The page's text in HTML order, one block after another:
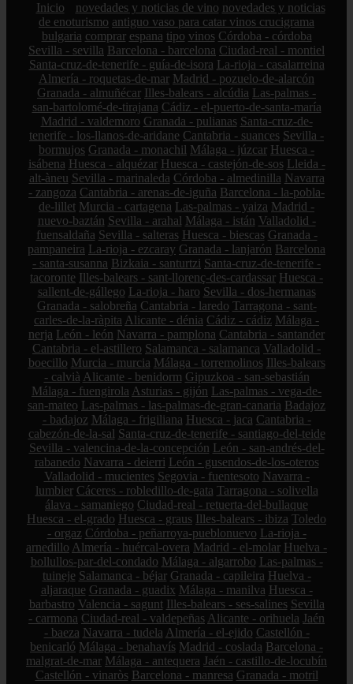
Inicio novedades y noticias de vino novedades y noticias
de enoturismo antiguo vaso para catar vinos crucigrama
bulgaria comprar espana tipo vinos Córdoba - córdoba
Sevilla - sevilla Barcelona - barcelona Ciudad-real - montiel
Santa-cruz-de-tenerife - guía-de-isora La-rioja - casalarreina
Almería - roquetas-de-mar Madrid - pozuelo-de-alarcón
Granada - almuñécar Illes-balears - alcúdia Las-palmas -
san-bartolomé-de-tirajana Cádiz - el-puerto-de-santa-maría
Madrid - valdemoro Granada - pulianas Santa-cruz-de-
tenerife - los-llanos-de-aridane Cantabria - suances Sevilla -
bormujos Granada - monachil Málaga - júzcar Huesca -
isábena Huesca - alquézar Huesca - castejón-de-sos Lleida -
alt-àneu Sevilla - marinaleda Córdoba - almedinilla Navarra
- zangoza Cantabria - arenas-de-iguña Barcelona - la-pobla-
de-lillet Murcia - cartagena Las-palmas - yaiza Madrid -
nuevo-baztán Sevilla - arahal Málaga - istán Valladolid -
fuensaldaña Sevilla - salteras Huesca - biescas Granada -
pampaneira La-rioja - ezcaray Granada - lanjarón Barcelona
- santa-susanna Bizkaia - santurtzi Santa-cruz-de-tenerife -
tacoronte Illes-balears - sant-llorenç-des-cardassar Huesca -
sallent-de-gállego La-rioja - haro Sevilla - dos-hermanas
Granada - salobreña Cantabria - laredo Tarragona - sant-
carles-de-la-ràpita Alicante - dénia Cádiz - cádiz Málaga -
nerja León - león Navarra - pamplona Cantabria - santander
Cantabria - el-astillero Salamanca - salamanca Valladolid -
boecillo Murcia - murcia Málaga - torremolinos Illes-balears
- calvià Alicante - benidorm Gipuzkoa - san-sebastián
Málaga - fuengirola Asturias - gijón Las-palmas - vega-de-
san-mateo Las-palmas - las-palmas-de-gran-canaria Badajoz
- badajoz Málaga - frigiliana Huesca - jaca Cantabria -
cabezón-de-la-sal Santa-cruz-de-tenerife - santiago-del-teide
Sevilla - valencina-de-la-concepción León - san-andrés-del-
rabanedo Navarra - deierri León - gusendos-de-los-oteros
Valladolid - mucientes Segovia - fuentesoto Navarra -
lumbier Cáceres - robledillo-de-gata Tarragona - solivella
álava - samaniego Ciudad-real - retuerta-del-bullaque
Huesca - el-grado Huesca - graus Illes-balears - ibiza Toledo
- orgaz Córdoba - peñarroya-pueblonuevo La-rioja -
arnedillo Almería - huércal-overa Madrid - el-molar Huelva -
bollullos-par-del-condado Málaga - algarrobo Las-palmas -
tuineje Salamanca - béjar Granada - capileira Huelva -
aljaraque Granada - guadix Málaga - manilva Huesca -
barbastro Valencia - sagunt Illes-balears - ses-salines Sevilla
- carmona Ciudad-real - valdepeñas Alicante - orihuela Jaén
- baeza Navarra - tudela Almería - el-ejido Castellón -
benicarló Málaga - benahavís Madrid - coslada Barcelona -
malgrat-de-mar Málaga - antequera Jaén - castillo-de-locubín
Castellón - vinaròs Barcelona - manresa Granada - motril